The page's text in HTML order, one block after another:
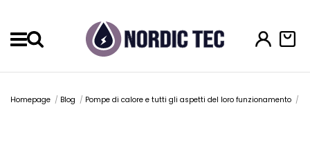
Homepage Blog Pompe di calore e tutti gli aspetti del loro funzionamento